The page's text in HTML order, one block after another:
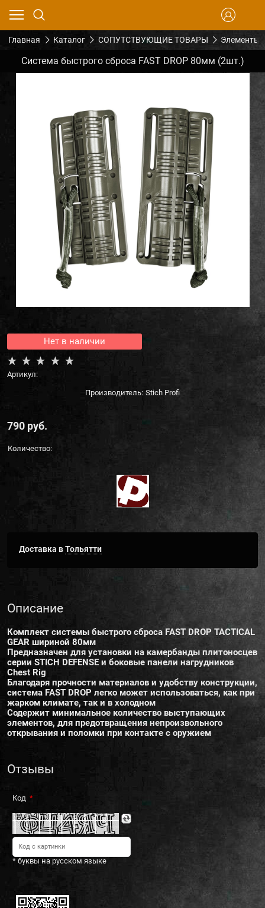
Главная Каталог СОПУТСТВУЮЩИЕ ТОВАРЫ Элементы
Система быстрого сброса FAST DROP 80мм (2шт.)
Нет в наличии
Артикул:
Производитель: Stich Profi
790 руб.
Количество:
Доставка вТольятти
Описание
Комплект системы быстрого сброса FAST DROP TACTICAL
GEAR шириной 80мм
Предназначен для установки на камербанды плитоносцев
серии STICH DEFENSE и боковые панели нагрудников
Chest Rig
Благодаря прочности материалов и удобству конструкции,
система FAST DROP легко может использоваться, как при
жарком климате, так и в холодном
Содержит минимальное количество выступающих
элементов, для предотвращения непроизвольного
открывания и поломки при контакте с оружием
Отзывы
Код
* буквы на русском языке